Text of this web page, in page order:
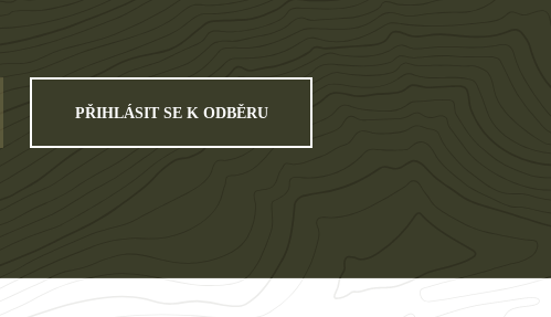
PŘIHLÁSIT SE K ODBĚRU